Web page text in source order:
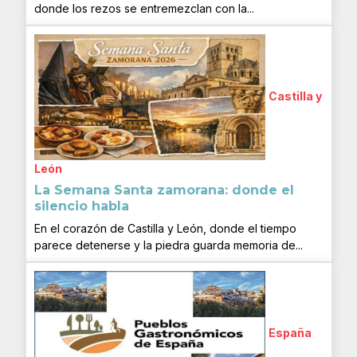
donde los rezos se entremezclan con la...
Castilla y
León
La Semana Santa zamorana: donde el
silencio habla
En el corazón de Castilla y León, donde el tiempo
parece detenerse y la piedra guarda memoria de...
España